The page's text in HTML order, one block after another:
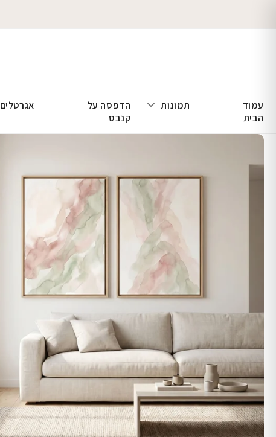
עמוד
הבית
תמונות
הדפסה על
קנבס
אגרטלים